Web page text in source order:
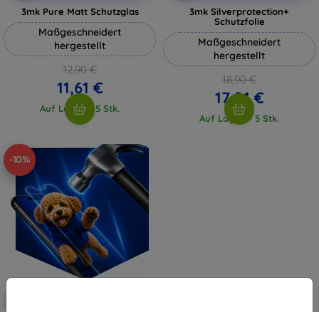
3mk Pure Matt Schutzglas
Maßgeschneidert
hergestellt
12,90 €
11,61 €
Auf Lager > 5 Stk.
3mk Silverprotection+
Schutzfolie
Maßgeschneidert
hergestellt
18,90 €
17,01 €
Auf Lager > 5 Stk.
-10%